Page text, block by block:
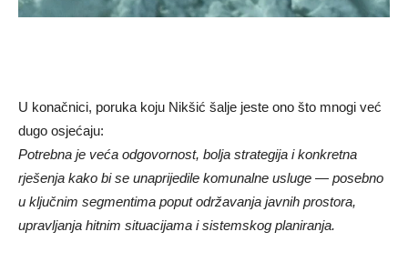
U konačnici, poruka koju Nikšić šalje jeste ono što mnogi već
dugo osjećaju:
Potrebna je veća odgovornost, bolja strategija i konkretna
rješenja kako bi se unaprijedile komunalne usluge — posebno
u ključnim segmentima poput održavanja javnih prostora,
upravljanja hitnim situacijama i sistemskog planiranja.